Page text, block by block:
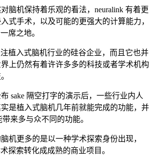
脑机保持着乐观的看法，neuralink 有着更
式手术，以及可能的更强大的计算能力，
席之地。
植入式脑机行业的硅谷企业，而且它也并
上仍然有着许许多多的科技或者学术机构
sake 隔空打字的演示后，一些行业内人
是植入式脑机几年前就能完成的功能，并
来多与众不同的功能。
机更多的是以一种学术探索身份出现，
探索转化成成熟的商业项目。